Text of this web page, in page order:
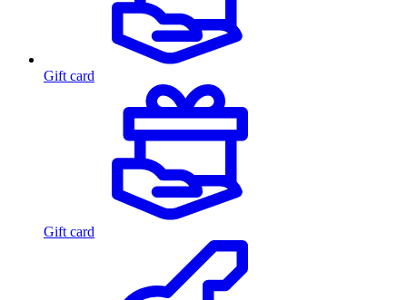
Gift card
Gift card